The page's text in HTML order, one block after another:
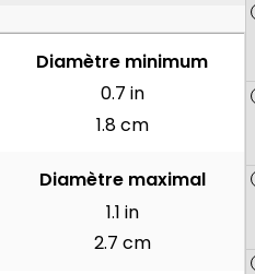
CENTIMÈTRES
Diamètre minimum
0.7 in
1.8 cm
Diamètre maximal
1.1 in
2.7 cm